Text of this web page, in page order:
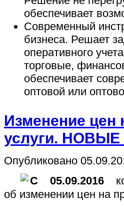
обеспечивает
Современный
бизнеса. Решает
оперативного
торговые,
обеспечивает
оптовой или
Изменение цен
услуги.
Опубликовано
С 05.09.2016
об изменении цен на